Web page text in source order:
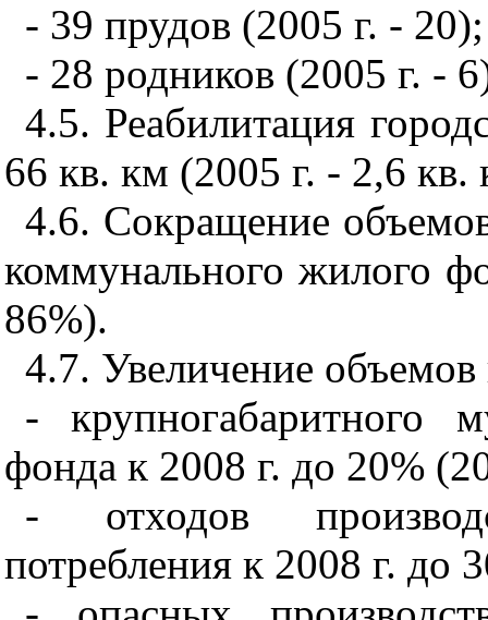
- 39 прудов (2005 г. - 20);
- 28 родников (2005 г. -
4.5. Реабилитация
66 кв. км (2005 г. - 2,6 кв.
4.6. Сокращение
коммунального жилого
86%).
4.7. Увеличение объемов
- крупногабаритного
фонда к 2008 г. до 20%
- отходов
потребления к 2008 г. до